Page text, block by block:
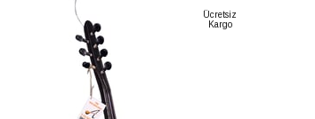
Ücretsiz
Kargo